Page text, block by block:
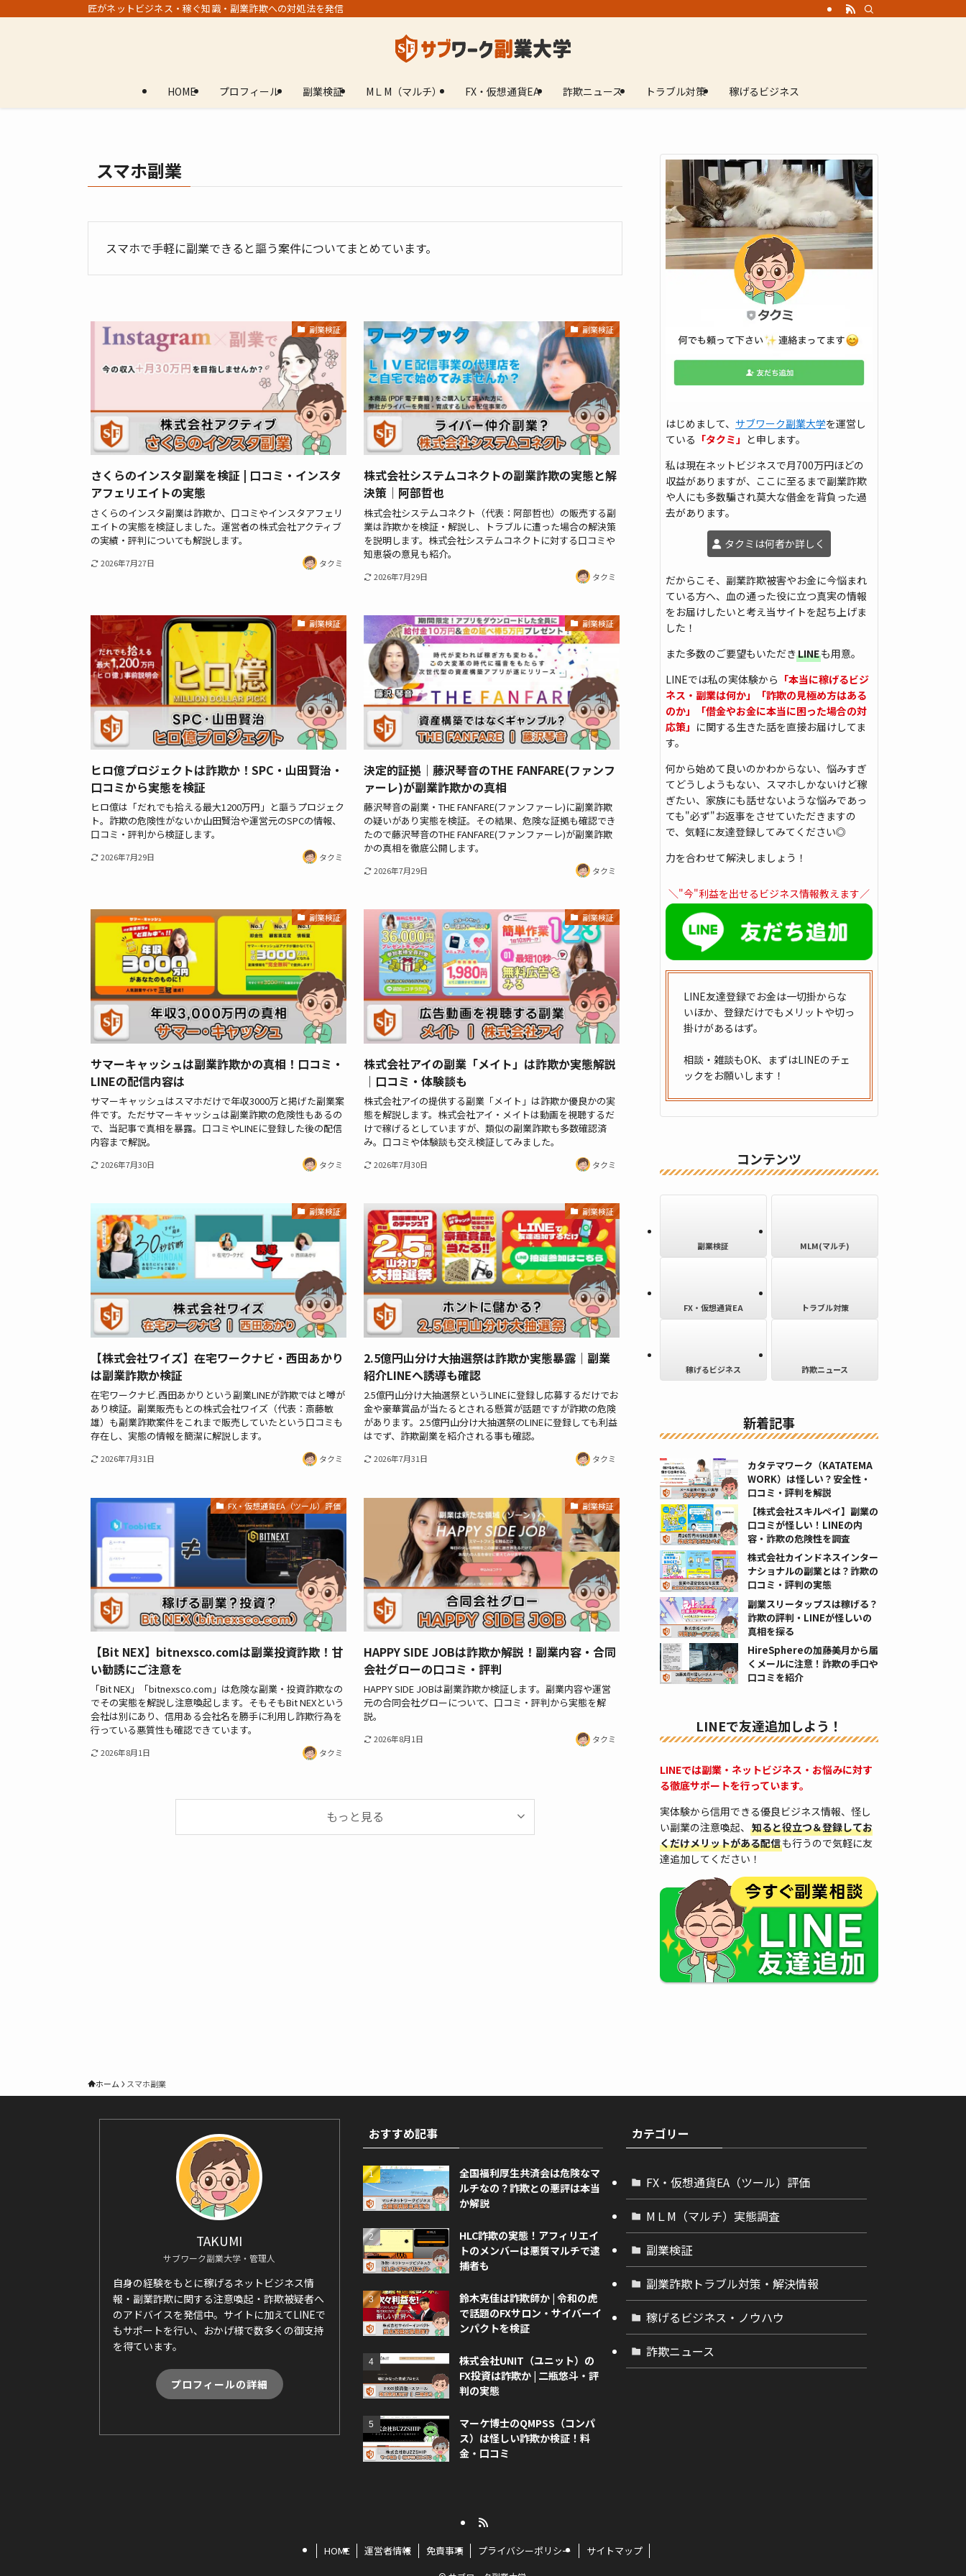
匠がネットビジネス・稼ぐ知識・副業詐欺への対処法を発信
HOME プロフィール 副業検証 МＬМ（マルチ） FX・仮想通貨EA 詐欺ニュース トラブル対策 稼げるビジネス
スマホ副業
スマホで手軽に副業できると謳う案件についてまとめています。
副業検証
さくらのインスタ副業を検証 | 口コミ・インスタ
アフェリエイトの実態
さくらのインスタ副業は詐欺か、口コミやインスタアフェリ
エイトの実態を検証しました。運営者の株式会社アクティブ
の実績・評判についても解説します。
2026年7月27日 タクミ
副業検証
株式会社システムコネクトの副業詐欺の実態と解
決策｜阿部哲也
株式会社システムコネクト（代表：阿部哲也）の販売する副
業は詐欺かを検証・解説し、トラブルに遭った場合の解決策
を説明します。株式会社システムコネクトに対する口コミや
知恵袋の意見も紹介。
2026年7月29日 タクミ
副業検証
ヒロ億プロジェクトは詐欺か！SPC・山田賢治・
口コミから実態を検証
ヒロ億は「だれでも拾える最大1200万円」と謳うプロジェク
ト。詐欺の危険性がないか山田賢治や運営元のSPCの情報、
口コミ・評判から検証します。
2026年7月29日 タクミ
副業検証
決定的証拠｜藤沢琴音のTHE FANFARE(ファンフ
ァーレ)が副業詐欺かの真相
藤沢琴音の副業・THE FANFARE(ファンファーレ)に副業詐欺
の疑いがあり実態を検証。その結果、危険な証拠も確認でき
たので藤沢琴音のTHE FANFARE(ファンファーレ)が副業詐欺
かの真相を徹底公開します。
2026年7月29日 タクミ
副業検証
サマーキャッシュは副業詐欺かの真相！口コミ・
LINEの配信内容は
サマーキャッシュはスマホだけで年収3000万と掲げた副業案
件です。ただサマーキャッシュは副業詐欺の危険性もあるの
で、当記事で真相を暴露。口コミやLINEに登録した後の配信
内容まで解説。
2026年7月30日 タクミ
副業検証
株式会社アイの副業「メイト」は詐欺か実態解説
｜口コミ・体験談も
株式会社アイの提供する副業「メイト」は詐欺か優良かの実
態を解説します。株式会社アイ・メイトは動画を視聴するだ
けで稼げるとしていますが、類似の副業詐欺も多数確認済
み。口コミや体験談も交え検証してみました。
2026年7月30日 タクミ
副業検証
【株式会社ワイズ】在宅ワークナビ・西田あかり
は副業詐欺か検証
在宅ワークナビ.西田あかりという副業LINEが詐欺ではと噂が
あり検証。副業販売もとの株式会社ワイズ（代表：斎藤敏
雄）も副業詐欺案件をこれまで販売していたという口コミも
存在し、実態の情報を簡潔に解説します。
2026年7月31日 タクミ
副業検証
2.5億円山分け大抽選祭は詐欺か実態暴露｜副業
紹介LINEへ誘導も確認
2.5億円山分け大抽選祭というLINEに登録し応募するだけでお
金や豪華賞品が当たるとされる懸賞が話題ですが詐欺の危険
があります。2.5億円山分け大抽選祭のLINEに登録しても利益
はでず、詐欺副業を紹介される事も確認。
2026年7月31日 タクミ
FX・仮想通貨EA（ツール）評価
【Bit NEX】bitnexsco.comは副業投資詐欺！甘
い勧誘にご注意を
「Bit NEX」「bitnexsco.com」は危険な副業・投資詐欺なの
でその実態を解説し注意喚起します。そもそもBit NEXという
会社は別にあり、信用ある会社名を勝手に利用し詐欺行為を
行っている悪質性も確認できています。
2026年8月1日 タクミ
副業検証
HAPPY SIDE JOBは詐欺か解説！副業内容・合同
会社グローの口コミ・評判
HAPPY SIDE JOBは副業詐欺か検証します。副業内容や運営
元の合同会社グローについて、口コミ・評判から実態を解
説。
2026年8月1日 タクミ
もっと見る
はじめまして、 サブワーク副業大学を運営し
ている 「タクミ」 と申します。
私は現在ネットビジネスで月700万円ほどの
収益がありますが、ここに至るまで副業詐欺
や人にも多数騙され莫大な借金を背負った過
去があります。
タクミは何者か詳しく
だからこそ、副業詐欺被害やお金に今悩まれ
ている方へ、血の通った役に立つ真実の情報
をお届けしたいと考え当サイトを起ち上げま
した！
また多数のご要望もいただき LINEも用意。
LINEでは私の実体験から 「本当に稼げるビジ
ネス・副業は何か」「詐欺の見極め方はある
のか」「借金やお金に本当に困った場合の対
応策」 に関する生きた話を直接お届けしてま
す。
何から始めて良いのかわからない、悩みすぎ
てどうしようもない、スマホしかないけど稼
ぎたい、家族にも話せないような悩みであっ
ても"必ず"お返事をさせていただきますの
で、気軽に友達登録してみてください◎
力を合わせて解決しましょう！
＼"今"利益を出せるビジネス情報教えます／
LINE友達登録でお金は一切掛からな
いほか、登録だけでもメリットや切っ
掛けがあるはず。
相談・雑談もOK、まずはLINEのチェ
ックをお願いします！
コンテンツ
副業検証 MLM(マルチ)
FX・仮想通貨EA トラブル対策
稼げるビジネス 詐欺ニュース
新着記事
カタテマワーク（KATATEMA
WORK）は怪しい？安全性・
口コミ・評判を解説
【株式会社スキルペイ】副業の
口コミが怪しい！LINEの内
容・詐欺の危険性を調査
株式会社カインドネスインター
ナショナルの副業とは？詐欺の
口コミ・評判の実態
副業スリータップスは稼げる？
詐欺の評判・LINEが怪しいの
真相を探る
HireSphereの加藤美月から届
くメールに注意！詐欺の手口や
口コミを紹介
LINEで友達追加しよう！
LINEでは副業・ネットビジネス・お悩みに対す
る徹底サポートを行っています。
実体験から信用できる優良ビジネス情報、怪し
い副業の注意喚起、 知ると役立つ＆登録してお
くだけメリットがある配信も行うので気軽に友
達追加してください！
ホーム スマホ副業
TAKUMI
サブワーク副業大学・管理人
自身の経験をもとに稼げるネットビジネス情
報・副業詐欺に関する注意喚起・詐欺被疑者へ
のアドバイスを発信中。サイトに加えてLINEで
もサポートを行い、おかげ様で数多くの御支持
を得ています。
プロフィールの詳細
おすすめ記事
全国福利厚生共済会は危険なマ
ルチなの？詐欺との悪評は本当
か解説
HLC詐欺の実態！アフィリエイ
トのメンバーは悪質マルチで逮
捕者も
鈴木克佳は詐欺師か | 令和の虎
で話題のFXサロン・サイバーイ
ンパクトを検証
株式会社UNIT（ユニット）の
FX投資は詐欺か | 二瓶悠斗・評
判の実態
マーケ博士のQMPSS（コンパ
ス）は怪しい詐欺か検証！料
金・口コミ
カテゴリー
FX・仮想通貨EA（ツール）評価
МＬМ（マルチ）実態調査
副業検証
副業詐欺トラブル対策・解決情報
稼げるビジネス・ノウハウ
詐欺ニュース
HOME 運営者情報 免責事項 プライバシーポリシー サイトマップ